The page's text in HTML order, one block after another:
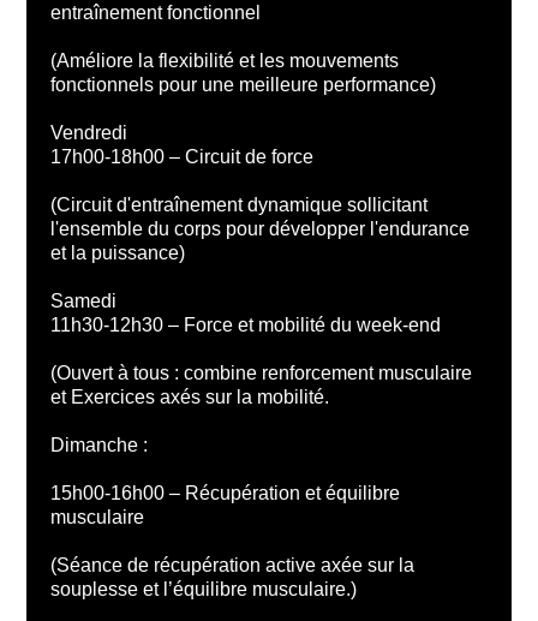
entraînement fonctionnel
(Améliore la flexibilité et les mouvements
fonctionnels pour une meilleure performance)
Vendredi
17h00-18h00 – Circuit de force
(Circuit d'entraînement dynamique sollicitant
l'ensemble du corps pour développer l'endurance
et la puissance)
Samedi
11h30-12h30 – Force et mobilité du week-end
(Ouvert à tous : combine renforcement musculaire
et Exercices axés sur la mobilité.
Dimanche :
15h00-16h00 – Récupération et équilibre
musculaire
(Séance de récupération active axée sur la
souplesse et l’équilibre musculaire.)